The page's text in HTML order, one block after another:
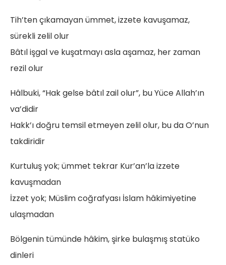
Tih’ten çıkamayan ümmet, izzete kavuşamaz,
sürekli zelil olur
Bâtıl işgal ve kuşatmayı asla aşamaz, her zaman
rezil olur
Hâlbuki, “Hak gelse bâtıl zail olur”, bu Yüce Allah’ın
va’didir
Hakk’ı doğru temsil etmeyen zelil olur, bu da O’nun
takdiridir
Kurtuluş yok; ümmet tekrar Kur’an’la izzete
kavuşmadan
İzzet yok; Müslim coğrafyası İslam hâkimiyetine
ulaşmadan
Bölgenin tümünde hâkim, şirke bulaşmış statüko
dinleri